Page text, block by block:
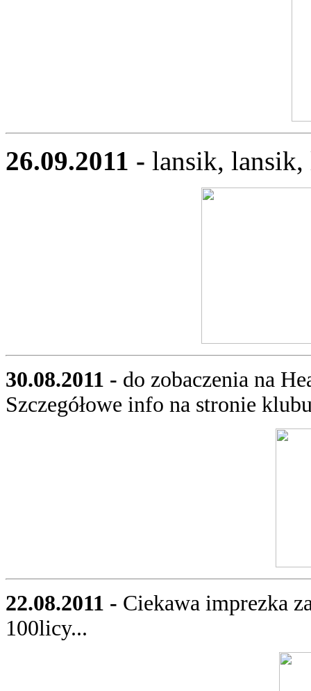
26.09.2011 - lansik,
30.08.2011 - do zobaczenia na
Szczegółowe info na stronie
22.08.2011 - Ciekawa imprezka
100licy...